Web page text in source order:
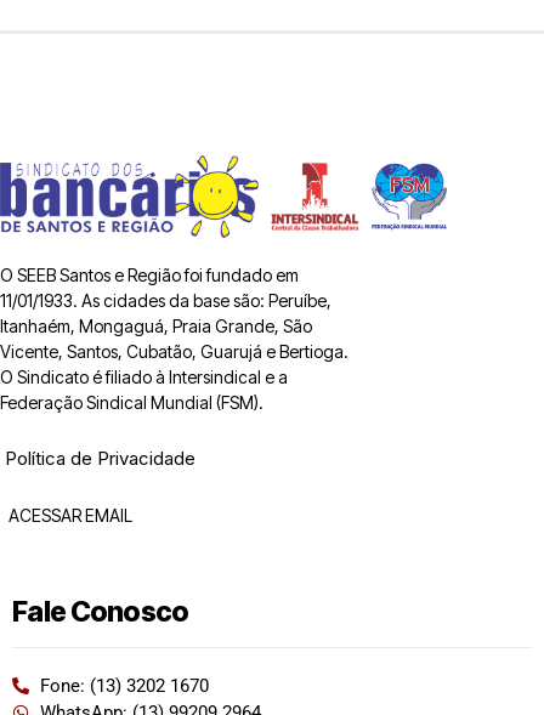
O SEEB Santos e Região foi fundado em
11/01/1933. As cidades da base são: Peruíbe,
Itanhaém, Mongaguá, Praia Grande, São
Vicente, Santos, Cubatão, Guarujá e Bertioga.
O Sindicato é filiado à Intersindical e a
Federação Sindical Mundial (FSM).
Política de Privacidade
ACESSAR EMAIL
Fale Conosco
Fone: (13) 3202 1670